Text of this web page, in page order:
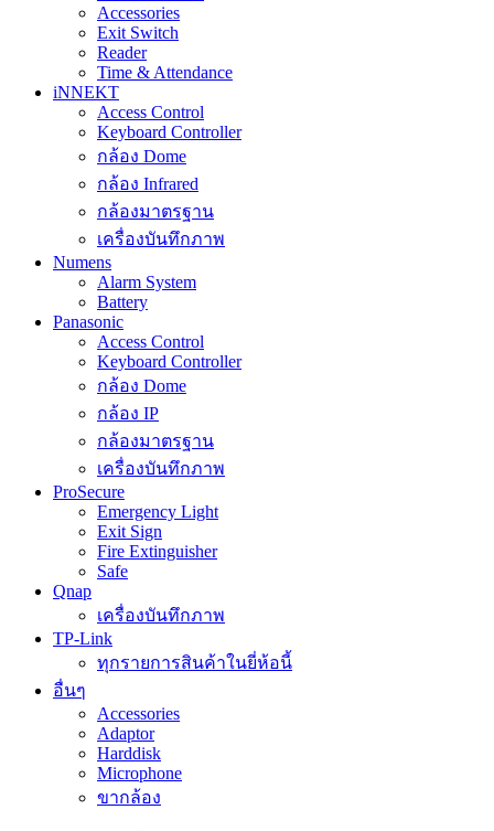
Accessories
Exit Switch
Reader
Time & Attendance
iNNEKT
Access Control
Keyboard Controller
กล้อง Dome
กล้อง Infrared
กล้องมาตรฐาน
เครื่องบันทึกภาพ
Numens
Alarm System
Battery
Panasonic
Access Control
Keyboard Controller
กล้อง Dome
กล้อง IP
กล้องมาตรฐาน
เครื่องบันทึกภาพ
ProSecure
Emergency Light
Exit Sign
Fire Extinguisher
Safe
Qnap
เครื่องบันทึกภาพ
TP-Link
ทุกรายการสินค้าในยี่ห้อนี้
อื่นๆ
Accessories
Adaptor
Harddisk
Microphone
ขากล้อง